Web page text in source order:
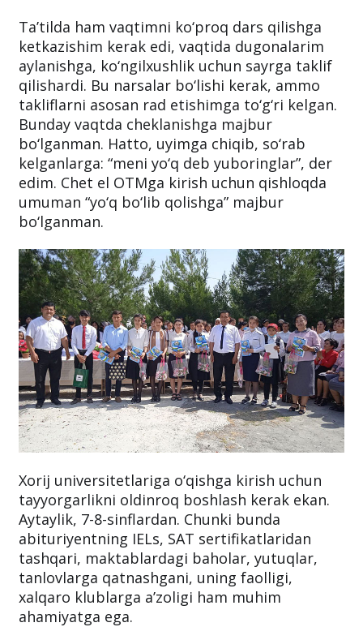
Ta’tilda ham vaqtimni ko‘proq dars qilishga
ketkazishim kerak edi, vaqtida dugonalarim
aylanishga, ko‘ngilxushlik uchun sayrga taklif
qilishardi. Bu narsalar bo‘lishi kerak, ammo
takliflarni asosan rad etishimga to‘g‘ri kelgan.
Bunday vaqtda cheklanishga majbur
bo‘lganman. Hatto, uyimga chiqib, so‘rab
kelganlarga: “meni yo‘q deb yuboringlar”, der
edim. Chet el OTMga kirish uchun qishloqda
umuman “yo‘q bo‘lib qolishga” majbur
bo‘lganman.
Xorij universitetlariga o‘qishga kirish uchun
tayyorgarlikni oldinroq boshlash kerak ekan.
Aytaylik, 7-8-sinflardan. Chunki bunda
abituriyentning IELs, SAT sertifikatlaridan
tashqari, maktablardagi baholar, yutuqlar,
tanlovlarga qatnashgani, uning faolligi,
xalqaro klublarga a’zoligi ham muhim
ahamiyatga ega.